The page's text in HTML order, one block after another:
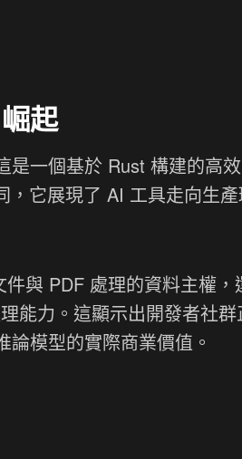
起
是一個基於 Rust 構建的高
，它展現了 AI 工具走向生
與 PDF 處理的資料主權，
能力。這顯示出開發者社群
模型的實際商業價值。